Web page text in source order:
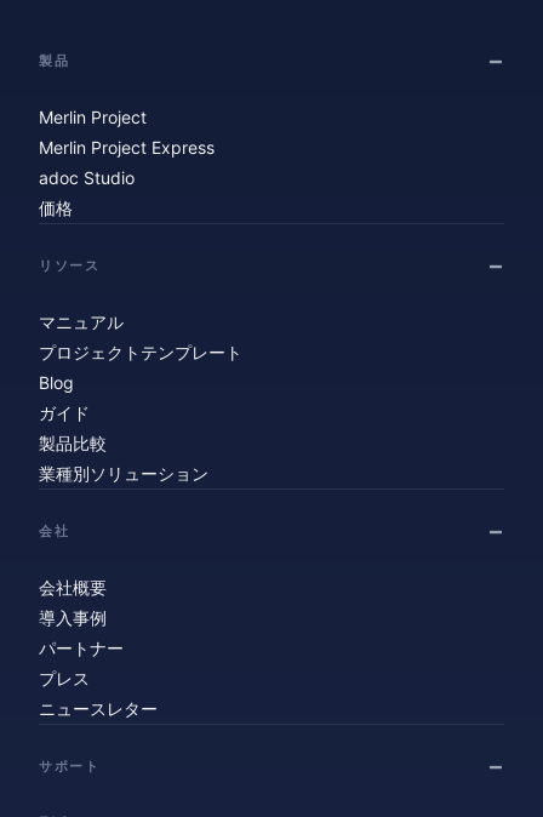
製品
Merlin Project
Merlin Project Express
adoc Studio
価格
リソース
マニュアル
プロジェクトテンプレート
Blog
ガイド
製品比較
業種別ソリューション
会社
会社概要
導入事例
パートナー
プレス
ニュースレター
サポート